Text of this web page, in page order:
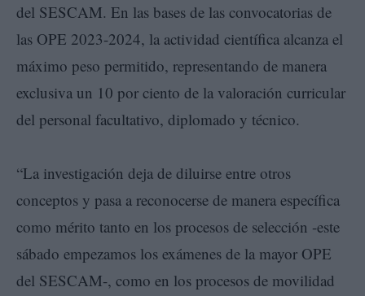
del SESCAM. En las bases de las convocatorias de
las OPE 2023-2024, la actividad científica alcanza el
máximo peso permitido, representando de manera
exclusiva un 10 por ciento de la valoración curricular
del personal facultativo, diplomado y técnico.
“La investigación deja de diluirse entre otros
conceptos y pasa a reconocerse de manera específica
como mérito tanto en los procesos de selección -este
sábado empezamos los exámenes de la mayor OPE
del SESCAM-, como en los procesos de movilidad